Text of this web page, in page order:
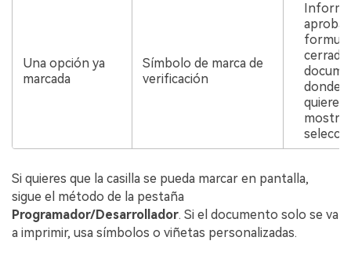
Una opción ya
marcada
Símbolo de marca de
verificación
donde
quieres
Si quieres que la casilla se pueda marcar en pantalla,
sigue el método de la pestaña
Programador/Desarrollador. Si el documento solo se va
a imprimir, usa símbolos o viñetas personalizadas.